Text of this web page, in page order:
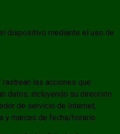
dispositivo mediante el uso de
rastrean las acciones que
datos, incluyendo su dirección
de servicio de Internet,
marcas de fecha/horario.